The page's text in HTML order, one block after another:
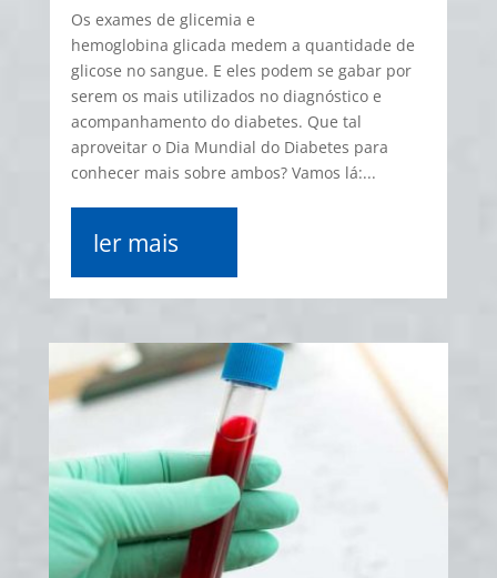
Os exames de glicemia e
hemoglobina glicada medem a quantidade de
glicose no sangue. E eles podem se gabar por
serem os mais utilizados no diagnóstico e
acompanhamento do diabetes. Que tal
aproveitar o Dia Mundial do Diabetes para
conhecer mais sobre ambos? Vamos lá:...
ler mais